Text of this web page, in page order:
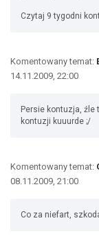
Czytaj 9 tygodni
Komentowany temat:
14.11.2009, 22:00
Persie kontuzja, źle
kontuzji kuuurde ;/
Komentowany temat:
08.11.2009, 21:00
Co za niefart,